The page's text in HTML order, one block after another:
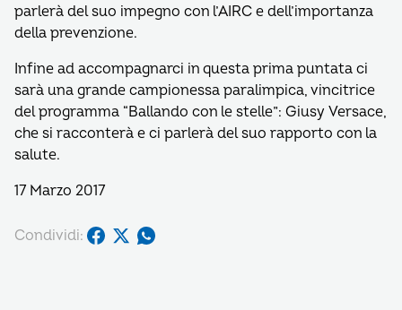
parlerà del suo impegno con l’AIRC e dell’importanza
della prevenzione.
Infine ad accompagnarci in questa prima puntata ci
sarà una grande campionessa paralimpica, vincitrice
del programma “Ballando con le stelle”: Giusy Versace,
che si racconterà e ci parlerà del suo rapporto con la
salute.
17 Marzo 2017
Condividi: